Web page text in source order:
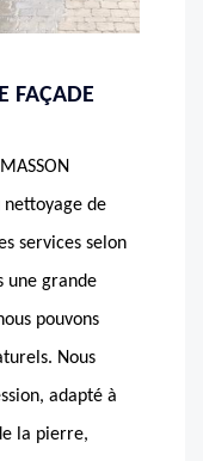
FAÇADE
nettoyage de
services selon
une grande
pouvons
Nous
adapté à
la pierre,